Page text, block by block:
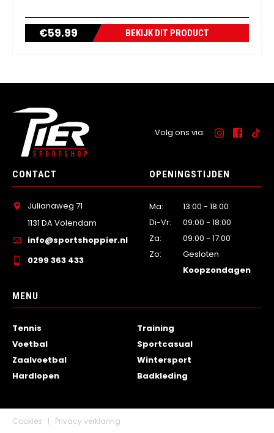
€59.99 BEKIJK DIT PRODUCT
Volg ons via:
CONTACT
Julianaweg 71
1131 DA Volendam
info@sportshoppier.nl
0299 363 433
OPENINGSTIJDEN
Ma:
13:00 - 18:00
Di-Vr:
09:00 - 18:00
Za:
09:00 - 17:00
Zo:
Gesloten
Koopzondagen
MENU
Tennis
Training
Voetbal
Sportcasual
Zaalvoetbal
Wintersport
Hardlopen
Badkleding
Cookies Privacy verklaring